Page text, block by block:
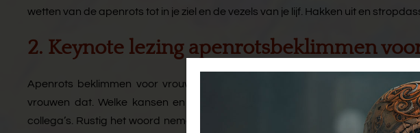
wetten van de apenrots tot in je ziel en de vezels van je lijf. Hakken uit en
2. Keynote lezing apenrotsbeklimmen
Apenrots beklimmen voor vrouwen die meer invloed willen in hun
vrouwen dat. Welke kansen en momenten laten vrouwen onbenut. Je zeker
collega’s. Rustig het woord nemen. Je visie op de kaart zetten. Je eigen stijl